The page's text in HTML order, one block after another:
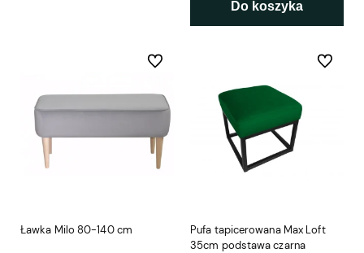
Do koszyka
Ławka Milo 80-140 cm
Do ulubionych
Pufa tapicerowana Max Loft
35cm podstawa czarna
Do